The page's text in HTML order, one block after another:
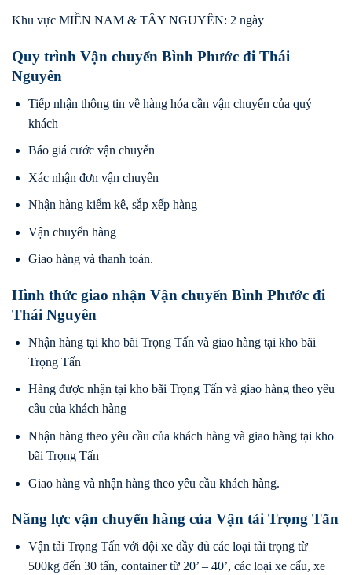
Khu vực MIỀN NAM & TÂY NGUYÊN: 2 ngày
Quy trình Vận chuyển Bình Phước đi Thái
Nguyên
Tiếp nhận thông tin về hàng hóa cần vận chuyển của quý
khách
Báo giá cước vận chuyển
Xác nhận đơn vận chuyển
Nhận hàng kiểm kê, sắp xếp hàng
Vận chuyển hàng
Giao hàng và thanh toán.
Hình thức giao nhận Vận chuyển Bình Phước đi
Thái Nguyên
Nhận hàng tại kho bãi Trọng Tấn và giao hàng tại kho bãi
Trọng Tấn
Hàng được nhận tại kho bãi Trọng Tấn và giao hàng theo yêu
cầu của khách hàng
Nhận hàng theo yêu cầu của khách hàng và giao hàng tại kho
bãi Trọng Tấn
Giao hàng và nhận hàng theo yêu cầu khách hàng.
Năng lực vận chuyển hàng của Vận tải Trọng Tấn
Vận tải Trọng Tấn với đội xe đầy đủ các loại tải trọng từ
500kg đến 30 tấn, container từ 20’ – 40’, các loại xe cẩu, xe